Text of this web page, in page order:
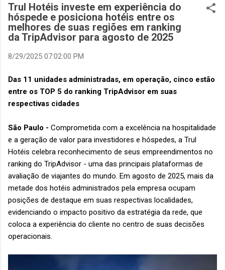
compradores para explorar as inovações que moldam o futuro
das viagens. O evento também contará com a presença de
importantes nomes do setor e debates sobre as principais
de viagens, desde inteligência artificial e transformação...
Trul Hotéis investe em experiência do
hóspede e posiciona hotéis entre os
melhores de suas regiões em ranking
da TripAdvisor para agosto de 2025
8/29/2025 07:02:00 PM
Das 11 unidades administradas, em operação, cinco estão
entre os TOP 5 do ranking TripAdvisor em suas
respectivas cidades
São Paulo - Comprometida com a excelência na hospitalidade
e a geração de valor para investidores e hóspedes, a Trul
Hotéis celebra reconhecimento de seus empreendimentos no
ranking do TripAdvisor - uma das principais plataformas de
avaliação de viajantes do mundo. Em agosto de 2025, mais da
metade dos hotéis administrados pela empresa ocupam
posições de destaque em suas respectivas localidades,
evidenciando o impacto positivo da estratégia da rede, que
coloca a experiência do cliente no centro de suas decisões
operacionais.